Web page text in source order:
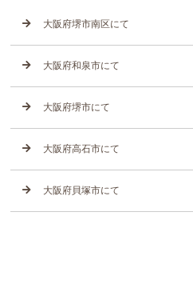
大阪府堺市南区にて
大阪府和泉市にて
大阪府堺市にて
大阪府高石市にて
大阪府貝塚市にて